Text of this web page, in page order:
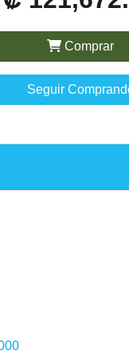
Comprar
Seguir